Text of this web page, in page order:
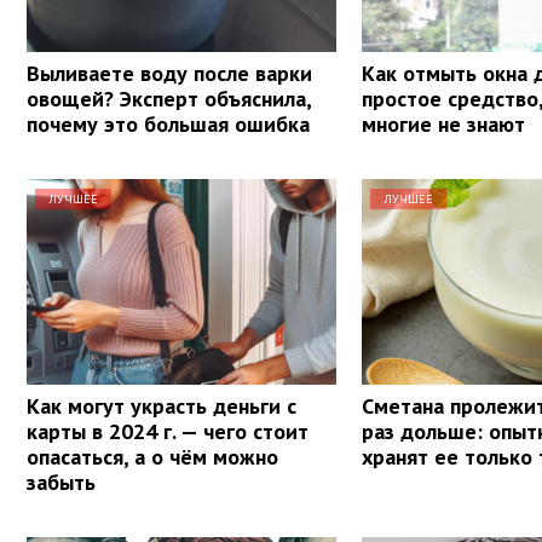
Выливаете воду после варки
овощей? Эксперт объяснила,
почему это большая ошибка
Как отмыть окна
простое
многие не знают
ЛУЧШЕЕ
Как могут украсть деньги с
карты в 2024 г. — чего стоит
опасаться, а о чём можно
забыть
ЛУЧШЕЕ
Сметана
раз дольше:
хранят ее только